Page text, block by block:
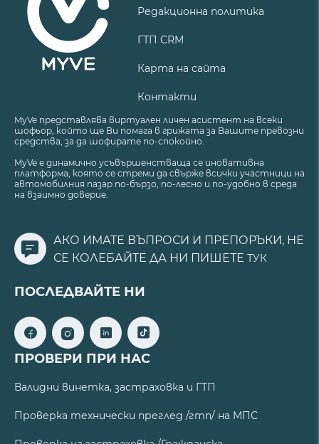
Редакционна политика
ГТП CRM
Карта на сайта
Контакти
MyVe представлява виртуален личен асистент на всеки
шофьор, който ще Ви помага в грижата за Вашите превозни
средства, за да шофирате по-спокойно.
MyVe е динамично усъвършенстваща се иновативна
платформа, която се стреми да свърже всички участници на
автомобилния пазар по-бързо, по-лесно и по-удобно в среда
на взаимно доверие.
АКО ИМАТЕ ВЪПРОСИ И ПРЕПОРЪКИ, НЕ
СЕ КОЛЕБАЙТЕ ДА НИ ПИШЕТЕ ТУК
ПОСЛЕДВАЙТЕ НИ
ПРОВЕРИ ПРИ НАС
Валидни винетка, застраховка и ГТП
Проверка технически преглед /гтп/ на МПС